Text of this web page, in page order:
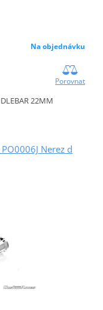
Na objednávku
Porovnat
22MM
PO0006J Nerez d